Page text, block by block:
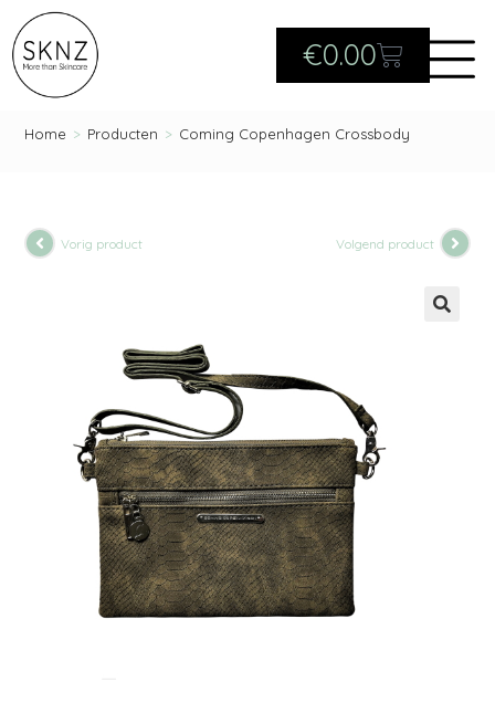
€0.00
Home > Producten > Coming Copenhagen Crossbody
Vorig product Volgend product